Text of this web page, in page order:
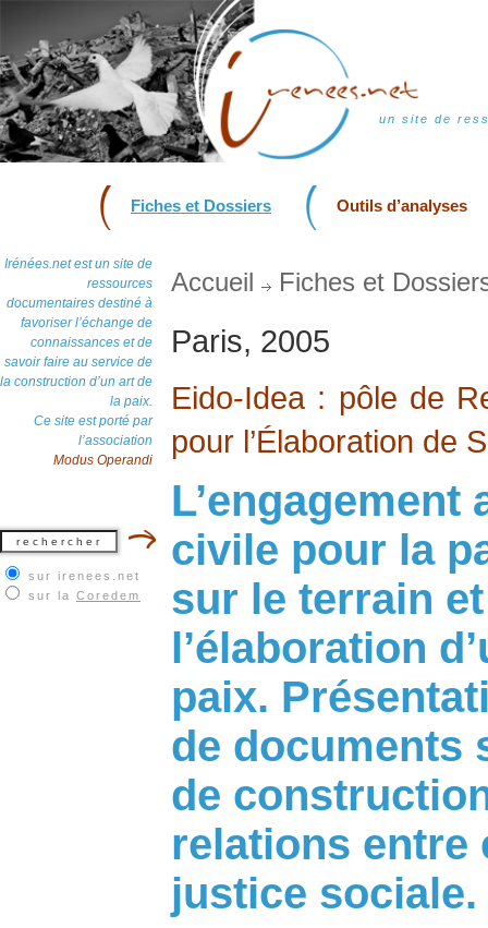
un site de
Fiches et Dossiers Outils d’analyses
Irénées.net est un site de
ressources
documentaires destiné à
favoriser l’échange de
connaissances et de
savoir faire au service de
la construction d’un art de
la paix.
Ce site est porté par
l’association
Modus Operandi
sur irenees.net
sur la Coredem
Accueil Fiches et
Paris, 2005
Eido-Idea : pôle de
pour l’Élaboration de
L’engagement
civile pour la
sur le terrain
l’élaboration
paix.
de documents
de
relations entre
justice sociale.